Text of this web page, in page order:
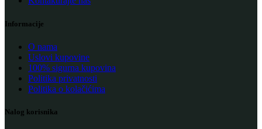
Informacije
O nama
Uslovi kupovine
100% sigurna kupovina
Politika privatnosti
Politika o kolačićima
Nalog korisnika